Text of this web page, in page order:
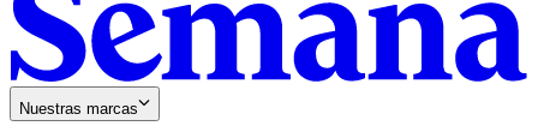
Nuestras marcas